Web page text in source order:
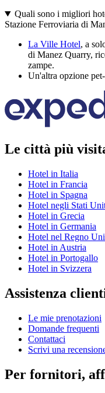
Quali sono i migliori
Stazione Ferroviaria di
La Ville Hotel, a
di Manez Quarry,
zampe.
Un'altra opzione
Le città più
Hotel in Italia
Hotel in Francia
Hotel in Spagna
Hotel negli Stati
Hotel in Grecia
Hotel in Germania
Hotel nel Regno
Hotel in Austria
Hotel in Portogallo
Hotel in Svizzera
Assistenza
Le mie prenotazioni
Domande frequenti
Contattaci
Scrivi una
Per fornitori,